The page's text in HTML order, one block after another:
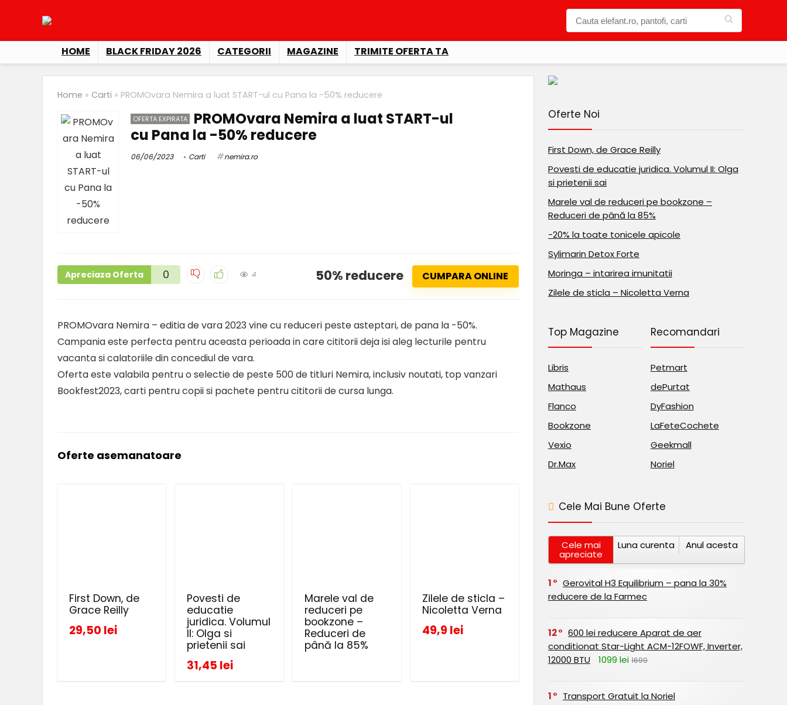
HOME BLACK FRIDAY 2026 CATEGORII MAGAZINE TRIMITE OFERTA TA
Home » Carti » PROMOvara Nemira a luat START-ul cu Pana la -50% reducere
OFERTA EXPIRATA
PROMOvara Nemira a luat START-ul
cu Pana la -50% reducere
06/06/2023 Carti nemira.ro
Apreciaza Oferta 0 4 50% reducere CUMPARA ONLINE
PROMOvara Nemira – editia de vara 2023 vine cu reduceri peste asteptari, de pana la -50%.
Campania este perfecta pentru aceasta perioada in care cititorii deja isi aleg lecturile pentru
vacanta si calatoriile din concediul de vara.
Oferta este valabila pentru o selectie de peste 500 de titluri Nemira, inclusiv noutati, top vanzari
Bookfest2023, carti pentru copii si pachete pentru cititorii de cursa lunga.
Oferte asemanatoare
First Down, de
Grace Reilly
29,50 lei
Povesti de
educatie
juridica. Volumul
II: Olga si
prietenii sai
31,45 lei
Marele val de
reduceri pe
bookzone –
Reduceri de
până la 85%
Zilele de sticla –
Nicoletta Verna
49,9 lei
Oferte Noi
First Down, de Grace Reilly
Povesti de educatie juridica. Volumul II: Olga
si prietenii sai
Marele val de reduceri pe bookzone –
Reduceri de până la 85%
-20% la toate tonicele apicole
Sylimarin Detox Forte
Moringa – intarirea imunitatii
Zilele de sticla – Nicoletta Verna
Top Magazine
Libris
Mathaus
Flanco
Bookzone
Vexio
Dr.Max
Recomandari
Petmart
dePurtat
DyFashion
LaFeteCochete
Geekmall
Noriel
Cele Mai Bune Oferte
Cele mai
apreciate
Luna curenta Anul acesta
1
Gerovital H3 Equilibrium – pana la 30%
reducere de la Farmec
12
600 lei reducere Aparat de aer
conditionat Star-Light ACM-12FOWF, Inverter,
12000 BTU
1099 lei 1699
1 Transport Gratuit la Noriel